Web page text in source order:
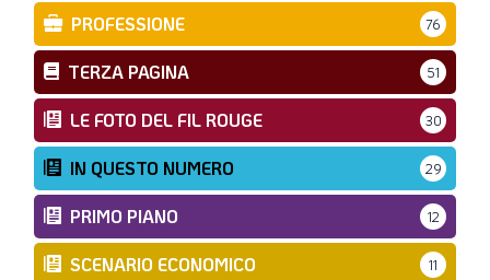
PROFESSIONE 76
TERZA PAGINA 51
LE FOTO DEL FIL ROUGE 30
IN QUESTO NUMERO 29
PRIMO PIANO 12
SCENARIO ECONOMICO 11